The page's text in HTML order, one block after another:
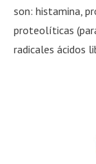
son: histamina,
proteolíticas
radicales ácidos